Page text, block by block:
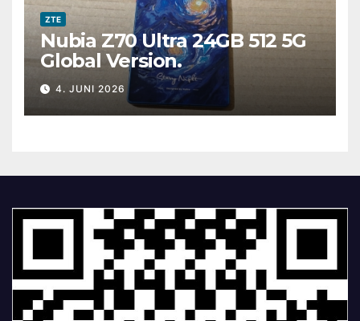
ZTE
Nubia Z70 Ultra 24GB 512 5G
Global Version.
4. JUNI 2026